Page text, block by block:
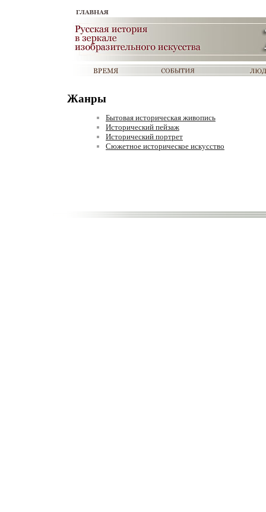
Жанры
Бытовая историческая живопись
Исторический пейзаж
Исторический портрет
Сюжетное историческое искусство